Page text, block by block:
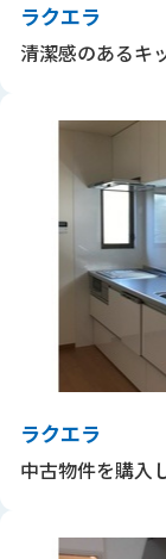
ラクエラ
清潔感のあるキ
ラクエラ
中古物件を購入